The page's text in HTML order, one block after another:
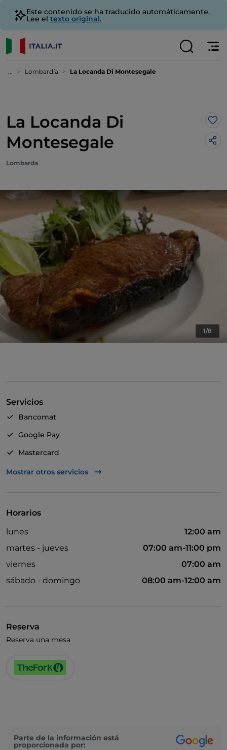
Este contenido se ha traducido automáticamente.
Lee el texto original.
... Lombardía La Locanda Di Montesegale
La Locanda Di
Montesegale
Me
Lombarda
1/8
Servicios
Bancomat
Google Pay
Mastercard
TheFork PAY
Cocktail
Mostrar otros servicios
Horarios
lunes
12:00 am
martes - jueves
07:00 am-11:00 pm
viernes
07:00 am
sábado - domingo
08:00 am-12:00 am
Reserva
Reserva una mesa
Parte de la información está
proporcionada por: